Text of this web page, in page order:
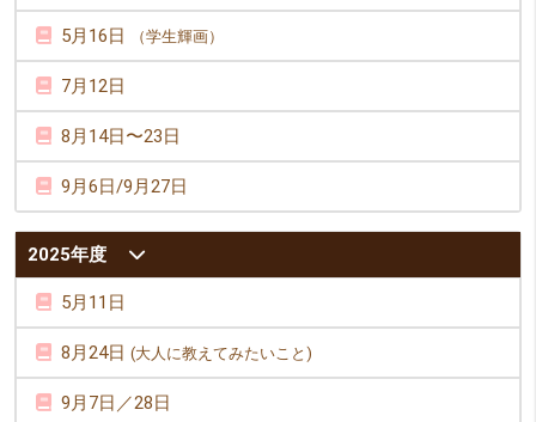
5月16日 （学生輝画）
7月12日
8月14日〜23日
9月6日/9月27日
2025年度
5月11日
8月24日 (大人に教えてみたいこと)
9月7日／28日